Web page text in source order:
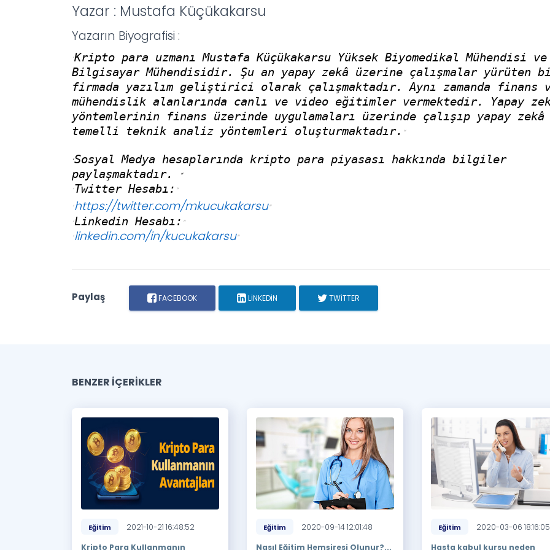
Yazar : Mustafa Küçükakarsu
Yazarın Biyografisi :
Kripto para uzmanı Mustafa Küçükakarsu Yüksek Biyomedikal Mühendisi ve
Bilgisayar Mühendisidir. Şu an yapay zekâ üzerine çalışmalar yürüten
firmada yazılım geliştirici olarak çalışmaktadır. Aynı zamanda finans
mühendislik alanlarında canlı ve video eğitimler vermektedir. Yapay
yöntemlerinin finans üzerinde uygulamaları üzerinde çalışıp yapay zekâ
temelli teknik analiz yöntemleri oluşturmaktadır.
Sosyal Medya hesaplarında kripto para piyasası hakkında bilgiler
paylaşmaktadır.
Twitter Hesabı:
https://twitter.com/mkucukakarsu
Linkedin Hesabı:
linkedin.com/in/kucukakarsu
Paylaş FACEBOOK LINKEDIN TWITTER
BENZER İÇERİKLER
Eğitim
2021-10-21 16:48:52
Kripto Para Kullanmanın
Eğitim
2020-09-14 12:01:48
Nasıl Eğitim Hemşiresi Olunur?...
Eğitim
2020-03-06 18:16:05
Hasta kabul kursu neden